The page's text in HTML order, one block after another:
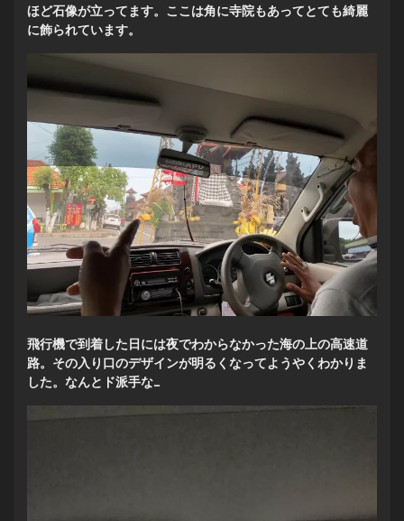
ほど石像が立ってます。ここは角に寺院もあってとても綺麗
に飾られています。
飛行機で到着した日には夜でわからなかった海の上の高速道
路。その入り口のデザインが明るくなってようやくわかりま
した。なんとド派手な…